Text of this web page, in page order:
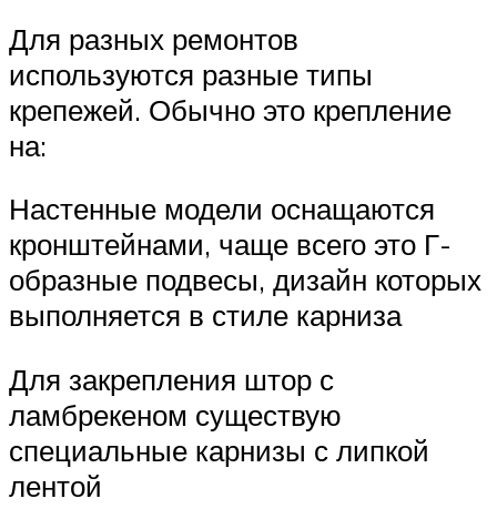
Для разных ремонтов
используются разные типы
крепежей. Обычно это крепление
на:
Настенные модели оснащаются
кронштейнами, чаще всего это Г-
образные подвесы, дизайн которых
выполняется в стиле карниза
Для закрепления штор с
ламбрекеном существую
специальные карнизы с липкой
лентой